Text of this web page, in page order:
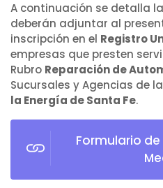
A continuación se detalla
deberán adjuntar al
inscripción en el Registro
empresas que presten
Rubro Reparación de
Sucursales y Agencias de la
la Energía de Santa Fe.
Formulario